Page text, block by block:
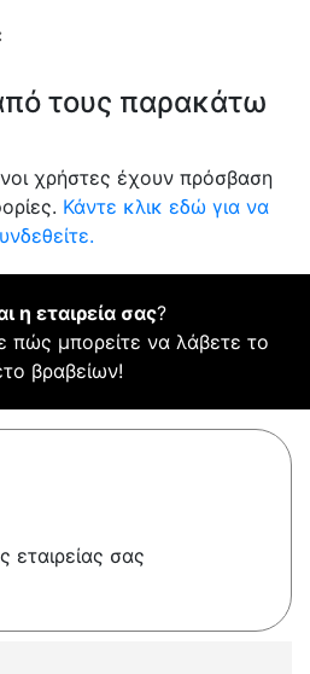
τους παρακάτω
χρήστες έχουν πρόσβαση
Κάντε κλικ εδώ για να
η εταιρεία σας?
πώς μπορείτε να λάβετε το
βραβείων!
εταιρείας σας